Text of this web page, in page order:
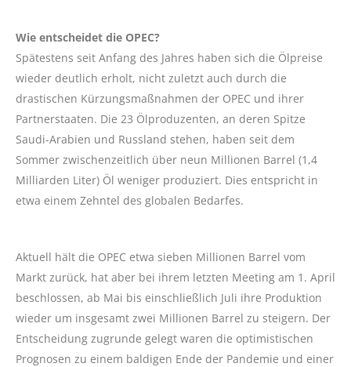
Wie entscheidet die OPEC?
Spätestens seit Anfang des Jahres haben sich die Ölpreise
wieder deutlich erholt, nicht zuletzt auch durch die
drastischen Kürzungsmaßnahmen der OPEC und ihrer
Partnerstaaten. Die 23 Ölproduzenten, an deren Spitze
Saudi-Arabien und Russland stehen, haben seit dem
Sommer zwischenzeitlich über neun Millionen Barrel (1,4
Milliarden Liter) Öl weniger produziert. Dies entspricht in
etwa einem Zehntel des globalen Bedarfes.
Aktuell hält die OPEC etwa sieben Millionen Barrel vom
Markt zurück, hat aber bei ihrem letzten Meeting am 1. April
beschlossen, ab Mai bis einschließlich Juli ihre Produktion
wieder um insgesamt zwei Millionen Barrel zu steigern. Der
Entscheidung zugrunde gelegt waren die optimistischen
Prognosen zu einem baldigen Ende der Pandemie und einer